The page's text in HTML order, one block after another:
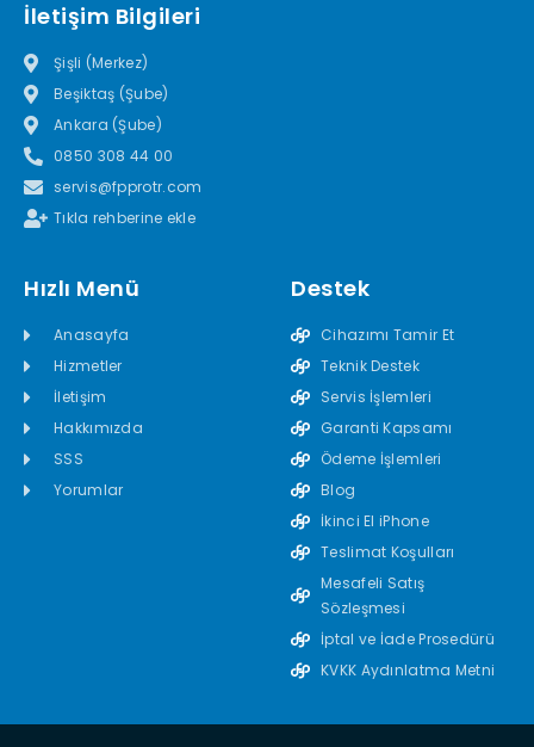
İletişim Bilgileri
Şişli (Merkez)
Beşiktaş (Şube)
Ankara (Şube)
0850 308 44 00
servis@fpprotr.com
Tıkla rehberine ekle
Hızlı Menü
Anasayfa
Hizmetler
İletişim
Hakkımızda
SSS
Yorumlar
Destek
Cihazımı Tamir Et
Teknik Destek
Servis İşlemleri
Garanti Kapsamı
Ödeme İşlemleri
Blog
İkinci El iPhone
Teslimat Koşulları
Mesafeli Satış
Sözleşmesi
İptal ve İade Prosedürü
KVKK Aydınlatma Metni